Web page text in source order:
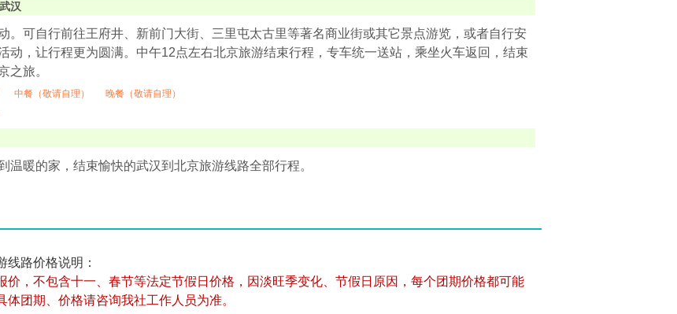
汉
。可自行前往王府井、新前门大街、三里屯太古里等著名商业街或其它景点游览，或者自行安
动，让行程更为圆满。中午12点左右北京旅游结束行程，专车统一送站，乘坐火车返回，结束
之旅。
中餐（敬请自理）
晚餐（敬请自理）
温暖的家，结束愉快的武汉到北京旅游线路全部行程。
线路价格说明：
价，不包含十一、春节等法定节假日价格，因淡旺季变化、节假日原因，每个团期价格都可能
体团期、价格请咨询我社工作人员为准。